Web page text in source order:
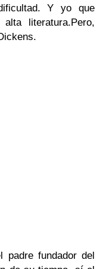
Y yo que
literatura.Pero,
padre fundador del